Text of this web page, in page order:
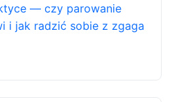
— czy parowanie
i jak radzić sobie z zgaga